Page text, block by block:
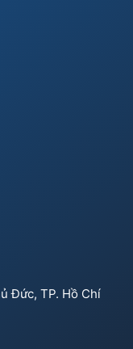
Đức, TP. Hồ Chí